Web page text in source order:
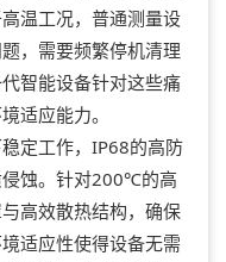
温工况，普通测量设
，需要频繁停机清理
智能设备针对这些痛
适应能力。
定工作，IP68的高防
侵蚀。针对200℃的高
高效散热结构，确保
适应性使得设备无需